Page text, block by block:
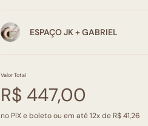
ESPAÇO JK + GABRIEL
Valor Total
R$ 447,00
no PIX e boleto ou em até 12x de R$ 41,26